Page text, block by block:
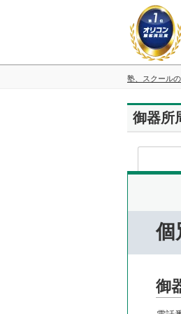
塾、スクール
御器所
個
御